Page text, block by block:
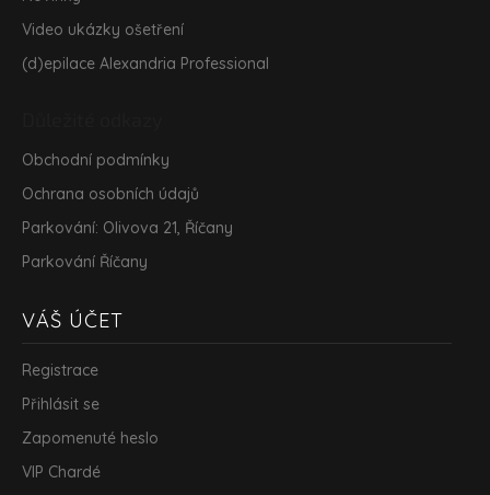
Video ukázky ošetření
(d)epilace Alexandria Professional
Obchodní podmínky
Ochrana osobních údajů
Parkování: Olivova 21, Říčany
Parkování Říčany
VÁŠ ÚČET
Registrace
Přihlásit se
Zapomenuté heslo
VIP Chardé